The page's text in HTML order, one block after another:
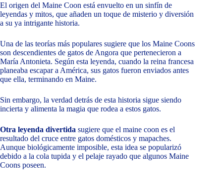
El origen del Maine Coon está envuelto en un sinfín de
leyendas y mitos, que añaden un toque de misterio y diversión
a su ya intrigante historia.
Una de las teorías más populares sugiere que los Maine Coons
son descendientes de gatos de Angora que pertenecieron a
María Antonieta. Según esta leyenda, cuando la reina francesa
planeaba escapar a América, sus gatos fueron enviados antes
que ella, terminando en Maine.
Sin embargo, la verdad detrás de esta historia sigue siendo
incierta y alimenta la magia que rodea a estos gatos.
Otra leyenda divertida sugiere que el maine coon es el
resultado del cruce entre gatos domésticos y mapaches.
Aunque biológicamente imposible, esta idea se popularizó
debido a la cola tupida y el pelaje rayado que algunos Maine
Coons poseen.